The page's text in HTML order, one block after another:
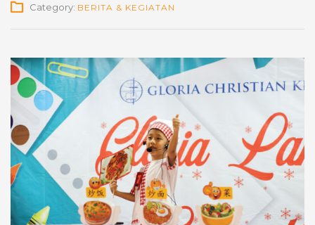
Category: BERITA & KEGIATAN